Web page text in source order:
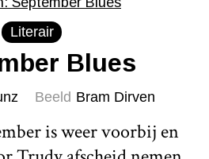
Literair
Blues
Beeld Bram Dirven
is weer voorbij en